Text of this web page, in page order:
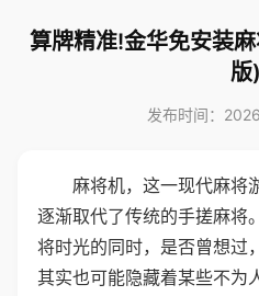
算牌精准!金华免安装
版)
发布时间：
麻将机，这一现代麻将
逐渐取代了传统的手搓麻将
将时光的同时，是否曾想过
其实也可能隐藏着某些不为